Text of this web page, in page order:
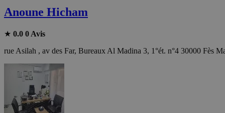
Anoune Hicham
★ 0.0 0 Avis
rue Asilah , av des Far, Bureaux Al Madina 3, 1°ét. n°4 30000 Fès